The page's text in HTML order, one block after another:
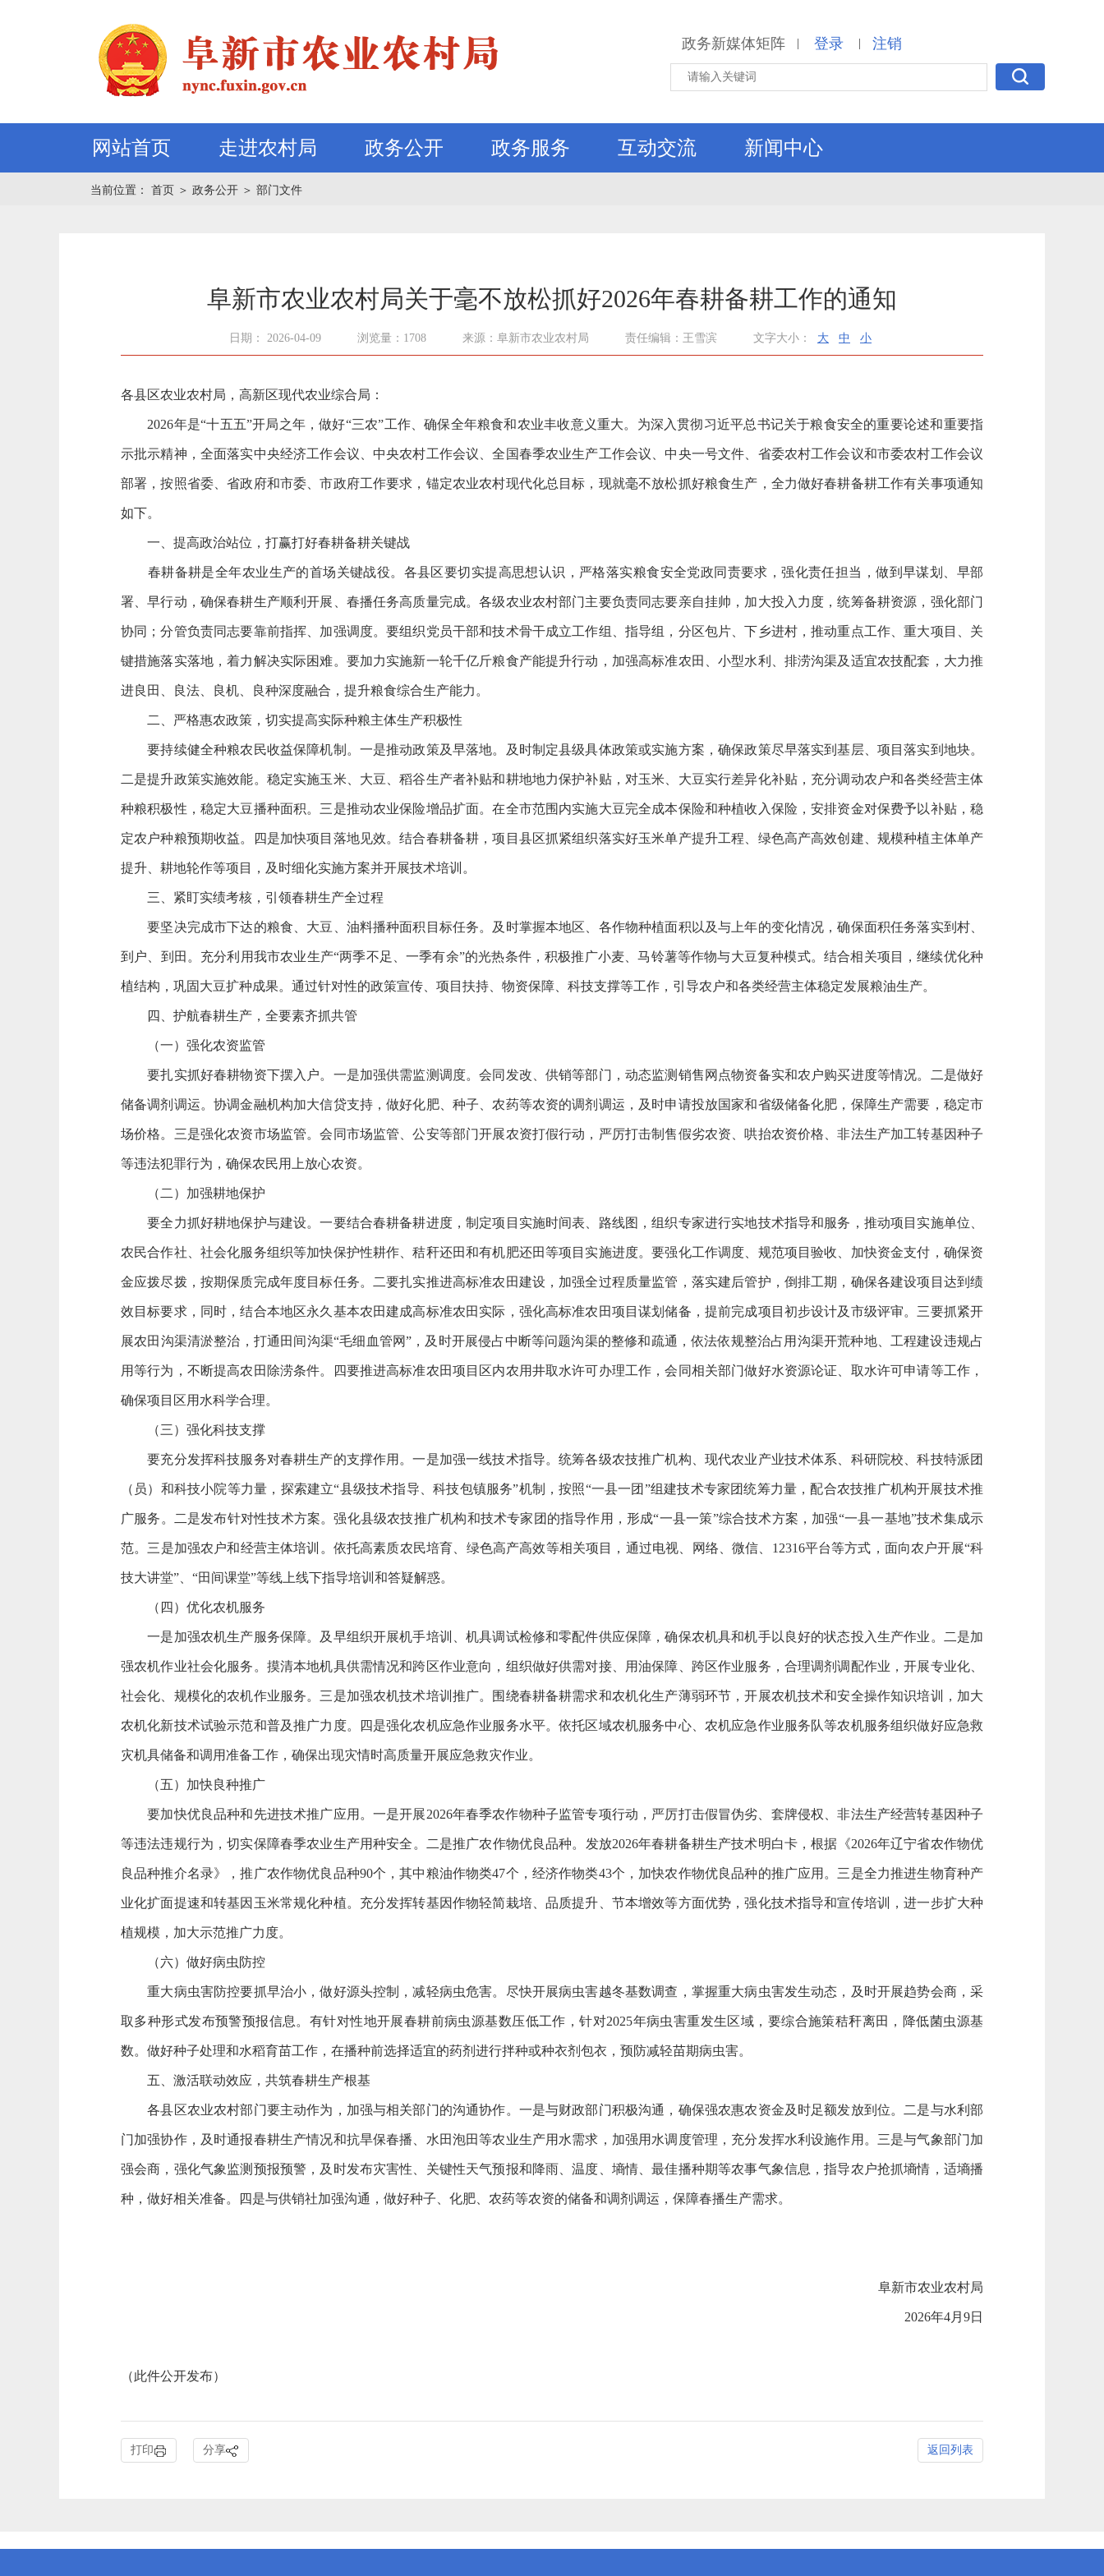
政务新媒体矩阵 | 登录 | 注销
网站首页 走进农村局 政务公开 政务服务 互动交流 新闻中心
当前位置： 首页 ＞ 政务公开 ＞ 部门文件
阜新市农业农村局关于毫不放松抓好2026年春耕备耕工作的通知
日期： 2026-04-09 浏览量：1708 来源：阜新市农业农村局 责任编辑：王雪滨 文字大小： 大 中 小
各县区农业农村局，高新区现代农业综合局：
2026年是“十五五”开局之年，做好“三农”工作、确保全年粮食和农业丰收意义重大。为深入贯彻习近平总书记关于粮食安全的重要论述和重要指
示批示精神，全面落实中央经济工作会议、中央农村工作会议、全国春季农业生产工作会议、中央一号文件、省委农村工作会议和市委农村工作会议
部署，按照省委、省政府和市委、市政府工作要求，锚定农业农村现代化总目标，现就毫不放松抓好粮食生产，全力做好春耕备耕工作有关事项通知
如下。
一、提高政治站位，打赢打好春耕备耕关键战
春耕备耕是全年农业生产的首场关键战役。各县区要切实提高思想认识，严格落实粮食安全党政同责要求，强化责任担当，做到早谋划、早部
署、早行动，确保春耕生产顺利开展、春播任务高质量完成。各级农业农村部门主要负责同志要亲自挂帅，加大投入力度，统筹备耕资源，强化部门
协同；分管负责同志要靠前指挥、加强调度。要组织党员干部和技术骨干成立工作组、指导组，分区包片、下乡进村，推动重点工作、重大项目、关
键措施落实落地，着力解决实际困难。要加力实施新一轮千亿斤粮食产能提升行动，加强高标准农田、小型水利、排涝沟渠及适宜农技配套，大力推
进良田、良法、良机、良种深度融合，提升粮食综合生产能力。
二、严格惠农政策，切实提高实际种粮主体生产积极性
要持续健全种粮农民收益保障机制。一是推动政策及早落地。及时制定县级具体政策或实施方案，确保政策尽早落实到基层、项目落实到地块。
二是提升政策实施效能。稳定实施玉米、大豆、稻谷生产者补贴和耕地地力保护补贴，对玉米、大豆实行差异化补贴，充分调动农户和各类经营主体
种粮积极性，稳定大豆播种面积。三是推动农业保险增品扩面。在全市范围内实施大豆完全成本保险和种植收入保险，安排资金对保费予以补贴，稳
定农户种粮预期收益。四是加快项目落地见效。结合春耕备耕，项目县区抓紧组织落实好玉米单产提升工程、绿色高产高效创建、规模种植主体单产
提升、耕地轮作等项目，及时细化实施方案并开展技术培训。
三、紧盯实绩考核，引领春耕生产全过程
要坚决完成市下达的粮食、大豆、油料播种面积目标任务。及时掌握本地区、各作物种植面积以及与上年的变化情况，确保面积任务落实到村、
到户、到田。充分利用我市农业生产“两季不足、一季有余”的光热条件，积极推广小麦、马铃薯等作物与大豆复种模式。结合相关项目，继续优化种
植结构，巩固大豆扩种成果。通过针对性的政策宣传、项目扶持、物资保障、科技支撑等工作，引导农户和各类经营主体稳定发展粮油生产。
四、护航春耕生产，全要素齐抓共管
（一）强化农资监管
要扎实抓好春耕物资下摆入户。一是加强供需监测调度。会同发改、供销等部门，动态监测销售网点物资备实和农户购买进度等情况。二是做好
储备调剂调运。协调金融机构加大信贷支持，做好化肥、种子、农药等农资的调剂调运，及时申请投放国家和省级储备化肥，保障生产需要，稳定市
场价格。三是强化农资市场监管。会同市场监管、公安等部门开展农资打假行动，严厉打击制售假劣农资、哄抬农资价格、非法生产加工转基因种子
等违法犯罪行为，确保农民用上放心农资。
（二）加强耕地保护
要全力抓好耕地保护与建设。一要结合春耕备耕进度，制定项目实施时间表、路线图，组织专家进行实地技术指导和服务，推动项目实施单位、
农民合作社、社会化服务组织等加快保护性耕作、秸秆还田和有机肥还田等项目实施进度。要强化工作调度、规范项目验收、加快资金支付，确保资
金应拨尽拨，按期保质完成年度目标任务。二要扎实推进高标准农田建设，加强全过程质量监管，落实建后管护，倒排工期，确保各建设项目达到绩
效目标要求，同时，结合本地区永久基本农田建成高标准农田实际，强化高标准农田项目谋划储备，提前完成项目初步设计及市级评审。三要抓紧开
展农田沟渠清淤整治，打通田间沟渠“毛细血管网”，及时开展侵占中断等问题沟渠的整修和疏通，依法依规整治占用沟渠开荒种地、工程建设违规占
用等行为，不断提高农田除涝条件。四要推进高标准农田项目区内农用井取水许可办理工作，会同相关部门做好水资源论证、取水许可申请等工作，
确保项目区用水科学合理。
（三）强化科技支撑
要充分发挥科技服务对春耕生产的支撑作用。一是加强一线技术指导。统筹各级农技推广机构、现代农业产业技术体系、科研院校、科技特派团
（员）和科技小院等力量，探索建立“县级技术指导、科技包镇服务”机制，按照“一县一团”组建技术专家团统筹力量，配合农技推广机构开展技术推
广服务。二是发布针对性技术方案。强化县级农技推广机构和技术专家团的指导作用，形成“一县一策”综合技术方案，加强“一县一基地”技术集成示
范。三是加强农户和经营主体培训。依托高素质农民培育、绿色高产高效等相关项目，通过电视、网络、微信、12316平台等方式，面向农户开展“科
技大讲堂”、“田间课堂”等线上线下指导培训和答疑解惑。
（四）优化农机服务
一是加强农机生产服务保障。及早组织开展机手培训、机具调试检修和零配件供应保障，确保农机具和机手以良好的状态投入生产作业。二是加
强农机作业社会化服务。摸清本地机具供需情况和跨区作业意向，组织做好供需对接、用油保障、跨区作业服务，合理调剂调配作业，开展专业化、
社会化、规模化的农机作业服务。三是加强农机技术培训推广。围绕春耕备耕需求和农机化生产薄弱环节，开展农机技术和安全操作知识培训，加大
农机化新技术试验示范和普及推广力度。四是强化农机应急作业服务水平。依托区域农机服务中心、农机应急作业服务队等农机服务组织做好应急救
灾机具储备和调用准备工作，确保出现灾情时高质量开展应急救灾作业。
（五）加快良种推广
要加快优良品种和先进技术推广应用。一是开展2026年春季农作物种子监管专项行动，严厉打击假冒伪劣、套牌侵权、非法生产经营转基因种子
等违法违规行为，切实保障春季农业生产用种安全。二是推广农作物优良品种。发放2026年春耕备耕生产技术明白卡，根据《2026年辽宁省农作物优
良品种推介名录》，推广农作物优良品种90个，其中粮油作物类47个，经济作物类43个，加快农作物优良品种的推广应用。三是全力推进生物育种产
业化扩面提速和转基因玉米常规化种植。充分发挥转基因作物轻简栽培、品质提升、节本增效等方面优势，强化技术指导和宣传培训，进一步扩大种
植规模，加大示范推广力度。
（六）做好病虫防控
重大病虫害防控要抓早治小，做好源头控制，减轻病虫危害。尽快开展病虫害越冬基数调查，掌握重大病虫害发生动态，及时开展趋势会商，采
取多种形式发布预警预报信息。有针对性地开展春耕前病虫源基数压低工作，针对2025年病虫害重发生区域，要综合施策秸秆离田，降低菌虫源基
数。做好种子处理和水稻育苗工作，在播种前选择适宜的药剂进行拌种或种衣剂包衣，预防减轻苗期病虫害。
五、激活联动效应，共筑春耕生产根基
各县区农业农村部门要主动作为，加强与相关部门的沟通协作。一是与财政部门积极沟通，确保强农惠农资金及时足额发放到位。二是与水利部
门加强协作，及时通报春耕生产情况和抗旱保春播、水田泡田等农业生产用水需求，加强用水调度管理，充分发挥水利设施作用。三是与气象部门加
强会商，强化气象监测预报预警，及时发布灾害性、关键性天气预报和降雨、温度、墒情、最佳播种期等农事气象信息，指导农户抢抓墒情，适墒播
种，做好相关准备。四是与供销社加强沟通，做好种子、化肥、农药等农资的储备和调剂调运，保障春播生产需求。
阜新市农业农村局
2026年4月9日
（此件公开发布）
打印 分享 返回列表